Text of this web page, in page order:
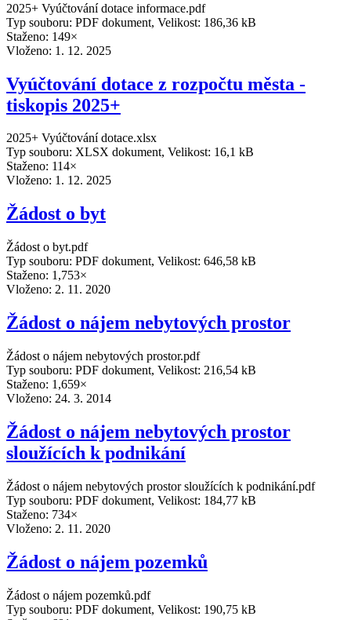
2025+ Vyúčtování dotace informace.pdf
Typ souboru: PDF dokument, Velikost: 186,36 kB
Staženo: 149×
Vloženo: 1. 12. 2025
Vyúčtování dotace z rozpočtu města -
tiskopis 2025+
2025+ Vyúčtování dotace.xlsx
Typ souboru: XLSX dokument, Velikost: 16,1 kB
Staženo: 114×
Vloženo: 1. 12. 2025
Žádost o byt
Žádost o byt.pdf
Typ souboru: PDF dokument, Velikost: 646,58 kB
Staženo: 1,753×
Vloženo: 2. 11. 2020
Žádost o nájem nebytových prostor
Žádost o nájem nebytových prostor.pdf
Typ souboru: PDF dokument, Velikost: 216,54 kB
Staženo: 1,659×
Vloženo: 24. 3. 2014
Žádost o nájem nebytových prostor
sloužících k podnikání
Žádost o nájem nebytových prostor sloužících k podnikání.pdf
Typ souboru: PDF dokument, Velikost: 184,77 kB
Staženo: 734×
Vloženo: 2. 11. 2020
Žádost o nájem pozemků
Žádost o nájem pozemků.pdf
Typ souboru: PDF dokument, Velikost: 190,75 kB